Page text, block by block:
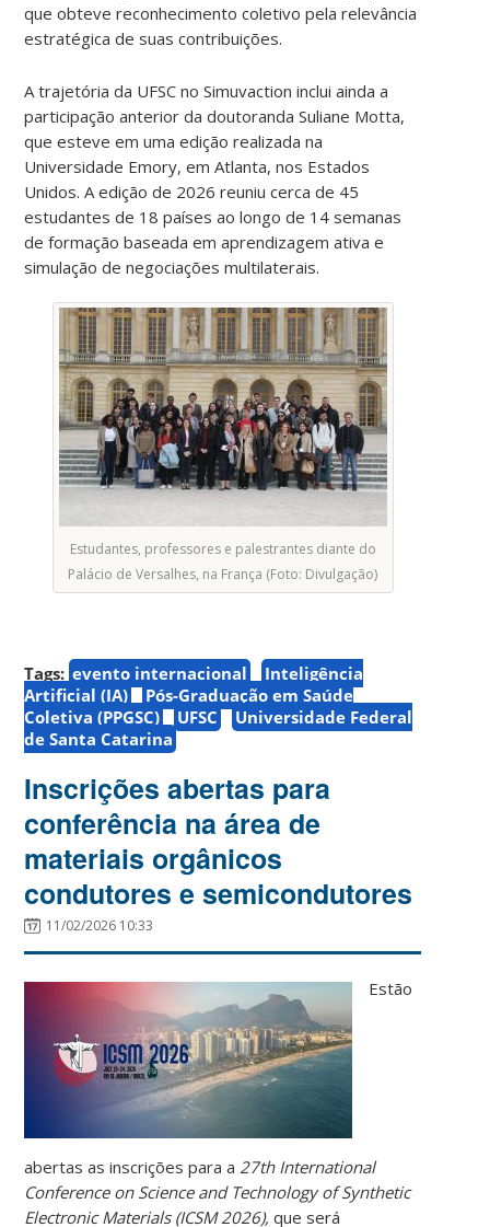
que obteve reconhecimento coletivo pela relevância
estratégica de suas contribuições.
A trajetória da UFSC no Simuvaction inclui ainda a
participação anterior da doutoranda Suliane Motta,
que esteve em uma edição realizada na
Universidade Emory, em Atlanta, nos Estados
Unidos.A edição de 2026 reuniu cerca de 45
estudantes de 18 países ao longo de 14 semanas
de formação baseada em aprendizagem ativa e
simulação de negociações multilaterais.
Estudantes, professores e palestrantes diante do
Palácio de Versalhes, na França (Foto: Divulgação)
Tags: evento internacional
Inteligência
Artificial (IA)
Pós-Graduação em Saúde
Coletiva (PPGSC)
UFSC
Universidade Federal
de Santa Catarina
Inscrições abertas para
conferência na área de
materiais orgânicos
condutores e semicondutores
11/02/2026 10:33
Estão
abertas as inscrições para a 27th International
Conference on Science and Technology of Synthetic
Electronic Materials (ICSM 2026), que será